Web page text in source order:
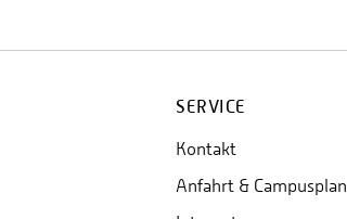
SERVICE
Kontakt
Anfahrt & Campusplan